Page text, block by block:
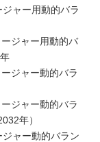
ャー用動的バラ
ジャー用動的バ
ジャー動的バラ
ジャー動的バラ
年）
ャー動的バラン